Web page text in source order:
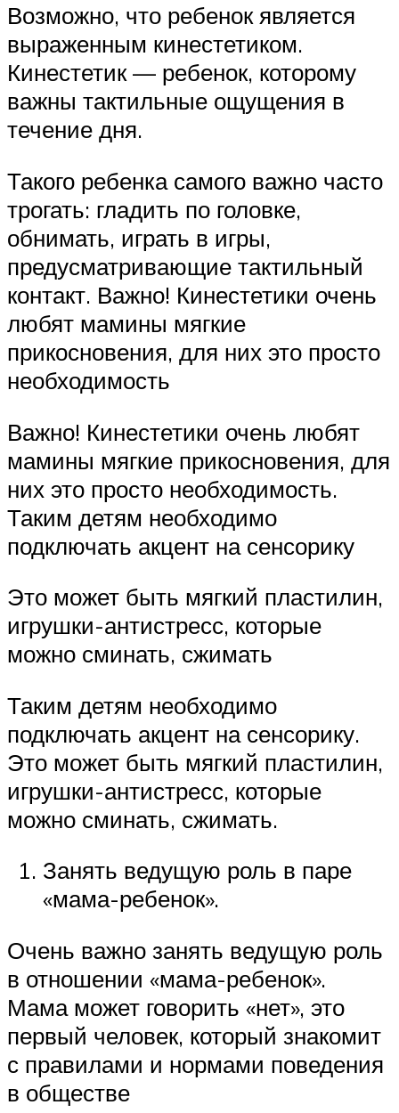
Возможно, что ребенок является
выраженным кинестетиком.
Кинестетик — ребенок, которому
важны тактильные ощущения в
течение дня.
Такого ребенка самого важно часто
трогать: гладить по головке,
обнимать, играть в игры,
предусматривающие тактильный
контакт. Важно! Кинестетики очень
любят мамины мягкие
прикосновения, для них это просто
необходимость
Важно! Кинестетики очень любят
мамины мягкие прикосновения, для
них это просто необходимость.
Таким детям необходимо
подключать акцент на сенсорику
Это может быть мягкий пластилин,
игрушки-антистресс, которые
можно сминать, сжимать
Таким детям необходимо
подключать акцент на сенсорику.
Это может быть мягкий пластилин,
игрушки-антистресс, которые
можно сминать, сжимать.
Занять ведущую роль в паре
«мама-ребенок».
Очень важно занять ведущую роль
в отношении «мама-ребенок».
Мама может говорить «нет», это
первый человек, который знакомит
с правилами и нормами поведения
в обществе